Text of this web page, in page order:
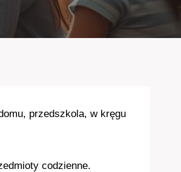
przedszkola, w kręgu
codzienne.